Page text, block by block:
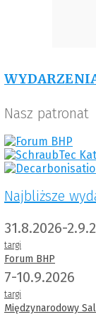
Nasz patronat
Najbliższe
31.8.2026-
targi
Forum BHP
7-10.9.2026
targi
Międzynarodowy